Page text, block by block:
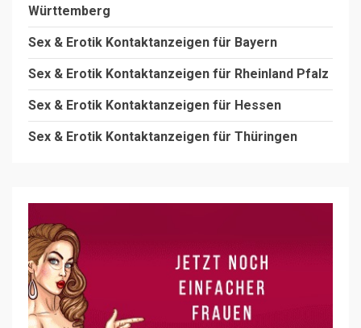
Württemberg
Sex & Erotik Kontaktanzeigen für Bayern
Sex & Erotik Kontaktanzeigen für Rheinland Pfalz
Sex & Erotik Kontaktanzeigen für Hessen
Sex & Erotik Kontaktanzeigen für Thüringen